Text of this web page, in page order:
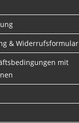
& Widerrufsformular
mit